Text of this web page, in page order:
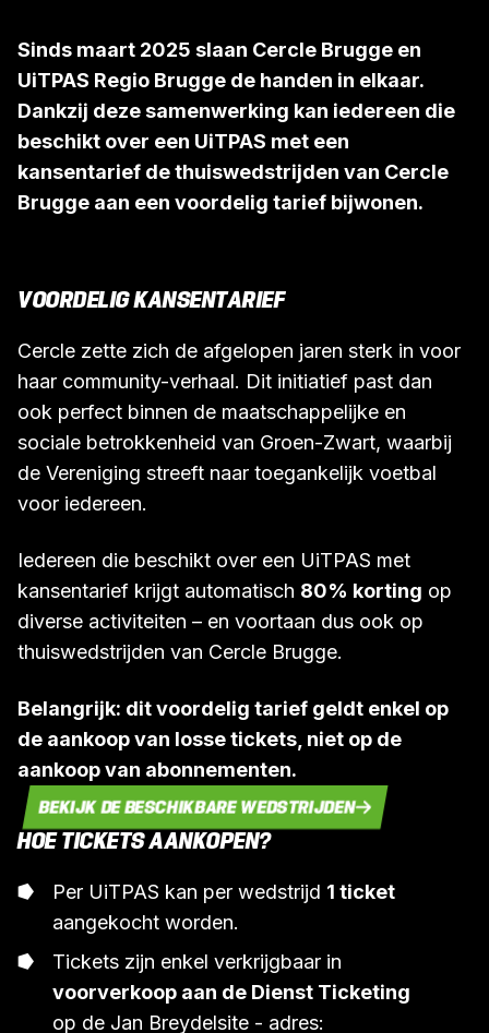
Sinds maart 2025 slaan Cercle Brugge en
UiTPAS Regio Brugge de handen in elkaar.
Dankzij deze samenwerking kan iedereen die
beschikt over een UiTPAS met een
kansentarief de thuiswedstrijden van Cercle
Brugge aan een voordelig tarief bijwonen.
VOORDELIG KANSENTARIEF
Cercle zette zich de afgelopen jaren sterk in voor
haar community-verhaal. Dit initiatief past dan
ook perfect binnen de maatschappelijke en
sociale betrokkenheid van Groen-Zwart, waarbij
de Vereniging streeft naar toegankelijk voetbal
voor iedereen.
Iedereen die beschikt over een UiTPAS met
kansentarief krijgt automatisch 80% korting op
diverse activiteiten – en voortaan dus ook op
thuiswedstrijden van Cercle Brugge.
Belangrijk: dit voordelig tarief geldt enkel op
de aankoop van losse tickets, niet op de
aankoop van abonnementen.
BEKIJK DE BESCHIKBARE WEDSTRIJDEN
HOE TICKETS AANKOPEN?
Per UiTPAS kan per wedstrijd 1 ticket
aangekocht worden.
Tickets zijn enkel verkrijgbaar in
voorverkoop aan de Dienst Ticketing
op de Jan Breydelsite - adres: